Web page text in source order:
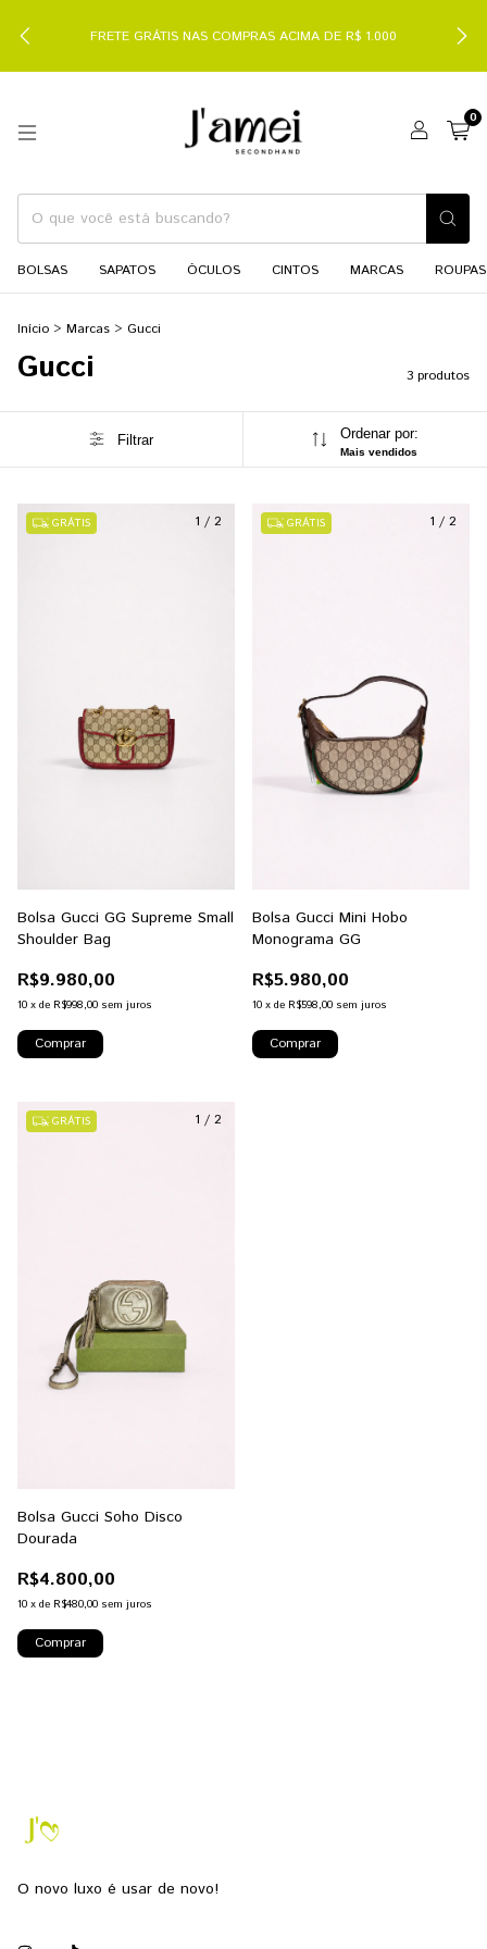
FRETE GRÁTIS NAS COMPRAS ACIMA DE R$ 1.000
0
BOLSAS SAPATOS ÓCULOS CINTOS MARCAS ROUPAS
Início > Marcas > Gucci
Gucci 3 produtos
Filtrar Ordenar por:
Mais vendidos
1 / 2
GRÁTIS
Bolsa Gucci GG Supreme Small
Shoulder Bag
R$9.980,00
10 x de R$998,00 sem juros
1 / 2
GRÁTIS
Bolsa Gucci Mini Hobo
Monograma GG
R$5.980,00
10 x de R$598,00 sem juros
1 / 2
GRÁTIS
Bolsa Gucci Soho Disco
Dourada
R$4.800,00
10 x de R$480,00 sem juros
O novo luxo é usar de novo!